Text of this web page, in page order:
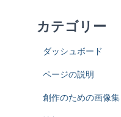
カテゴリー
ダッシュボード
ページの説明
創作のための画像集